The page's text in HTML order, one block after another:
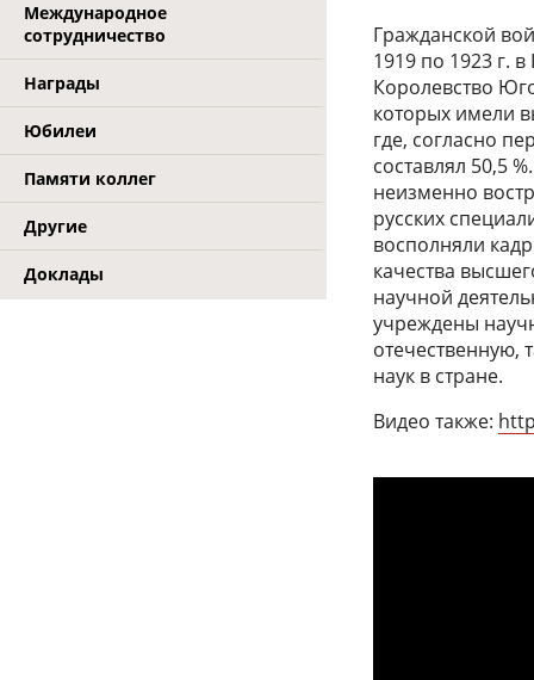
Международное
сотрудничество
Награды
Юбилеи
Памяти коллег
Другие
Доклады
Гражданской
1919 по 1923 г.
Королевство
которых имели
где, согласно
составлял 50,5
неизменно
русских
восполняли
качества
научной
учреждены
отечественную,
наук в стране.
Видео также: